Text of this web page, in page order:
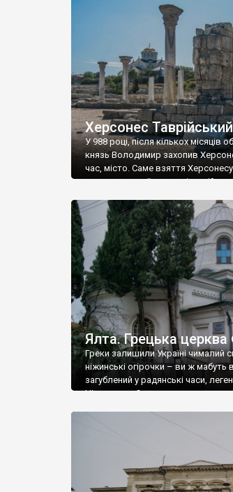
візантійської доби. Раритети
культурної спадщини ЮНЕСКО
Офіційно – на виставку «Золото
влада в Україні вважають це
Херсонес
У 988 році, після кількох місяців
князь Володимир захопив
час, місто. Саме взяття
диктувати свої умови
Херсонесі Володимир-язичник,
християнином. А потім було
Херсонесу Таврійського названо
Ялта. Грецька
Греки залишили Україні чималий
ніжинські огірочки – ви ж мабуть
загублений у радянські часи,
Ніжин греки?